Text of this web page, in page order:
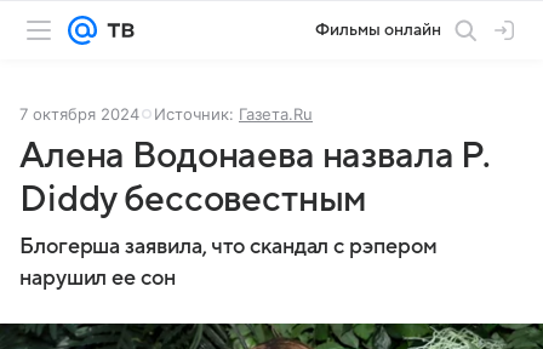
Фильмы онлайн
7 октября 2024 Источник: Газета.Ru
Алена Водонаева назвала P.
Diddy бессовестным
Блогерша заявила, что скандал с рэпером
нарушил ее сон